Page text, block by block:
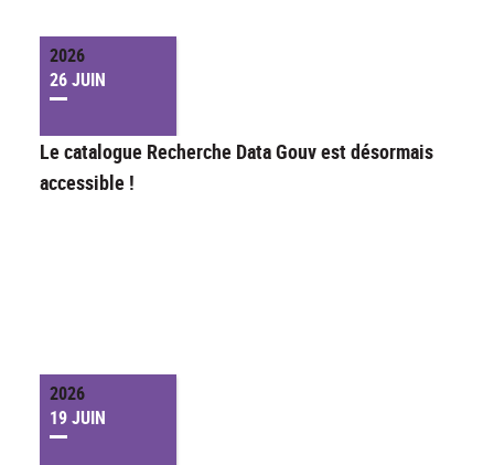
2026
26 JUIN
Le catalogue Recherche Data Gouv est désormais
accessible !
2026
19 JUIN